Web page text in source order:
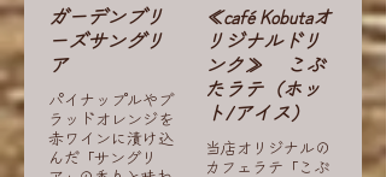
ガーデンブリ
ーズサングリ
ア
パイナップルやブ
ラッドオレンジを
赤ワインに漬け込
んだ「サングリ
≪café Kobutaオ
リジナルドリ
ンク≫ こぶ
たラテ（ホッ
ト/アイス）
当店オリジナルの
カフェラテ「こぶ